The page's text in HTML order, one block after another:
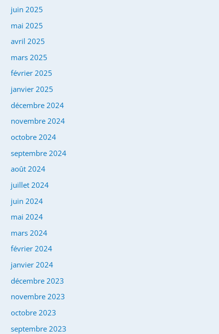
juin 2025
mai 2025
avril 2025
mars 2025
février 2025
janvier 2025
décembre 2024
novembre 2024
octobre 2024
septembre 2024
août 2024
juillet 2024
juin 2024
mai 2024
mars 2024
février 2024
janvier 2024
décembre 2023
novembre 2023
octobre 2023
septembre 2023